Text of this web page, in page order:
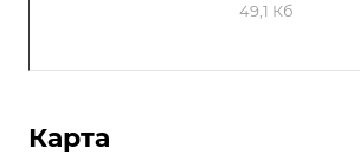
49,1 Кб
Карта